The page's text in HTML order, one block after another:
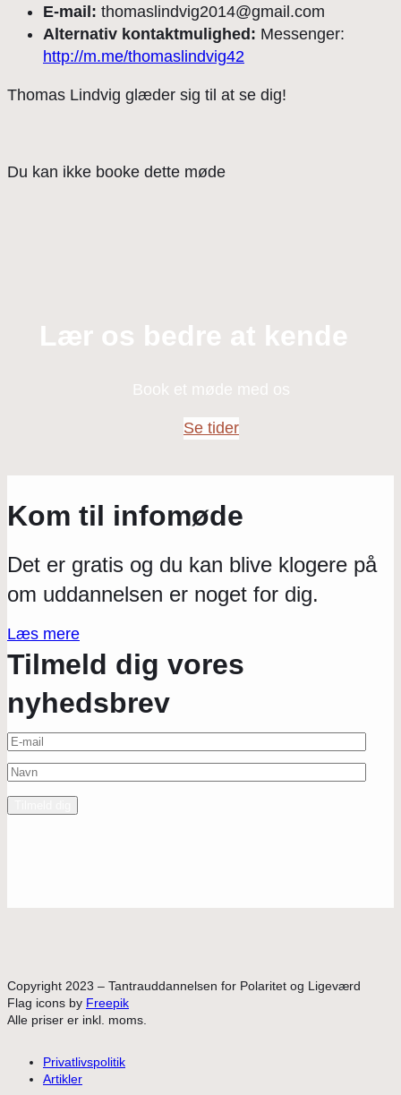
E-mail: thomaslindvig2014@gmail.com
Alternativ kontaktmulighed: Messenger:
http://m.me/thomaslindvig42
Thomas Lindvig glæder sig til at se dig!
Du kan ikke booke dette møde
Lær os bedre at kende
Book et møde med os
Se tider
Kom til infomøde
Det er gratis og du kan blive klogere på
om uddannelsen er noget for dig.
Læs mere
Tilmeld dig vores
nyhedsbrev
Copyright 2023 – Tantrauddannelsen for Polaritet og Ligeværd
Flag icons by Freepik
Alle priser er inkl. moms.
Privatlivspolitik
Artikler